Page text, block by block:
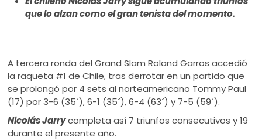
que lo alzan como el gran tenista del momento.
A tercera ronda del Grand Slam Roland Garros accedió
la raqueta #1 de Chile, tras derrotar en un partido que
se prolongó por 4 sets al norteamericano Tommy Paul
(17) por 3-6 (35´), 6-1 (35´), 6-4 (63´) y 7-5 (59´).
Nicolás Jarrycompleta así 7 triunfos consecutivos y 19
durante el presente año.